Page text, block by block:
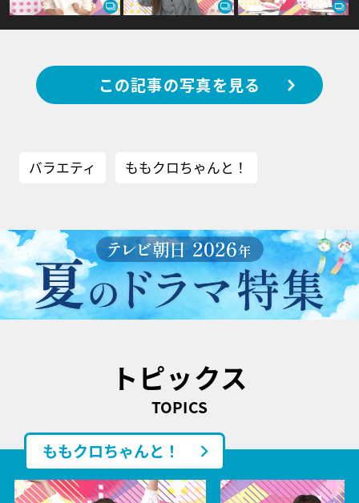
この記事の写真を見る
バラエティ ももクロちゃんと！
トピックス
TOPICS
ももクロちゃんと！